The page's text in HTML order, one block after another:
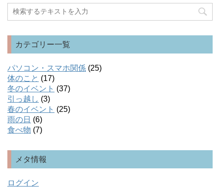
カテゴリー一覧
パソコン・スマホ関係 (25)
体のこと (17)
冬のイベント (37)
引っ越し (3)
春のイベント (25)
雨の日 (6)
食べ物 (7)
メタ情報
ログイン